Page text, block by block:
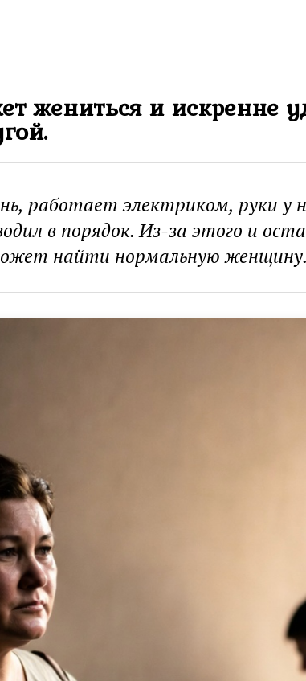
жениться и искренне
работает электриком, руки у
в порядок. Из-за этого и
найти нормальную женщину.